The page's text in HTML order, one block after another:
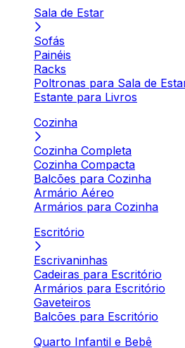
Sala de Estar
Sofás
Painéis
Racks
Poltronas para Sala de
Estante para Livros
Cozinha
Cozinha Completa
Cozinha Compacta
Balcões para Cozinha
Armário Aéreo
Armários para Cozinha
Escritório
Escrivaninhas
Cadeiras para Escritório
Armários para Escritório
Gaveteiros
Balcões para Escritório
Quarto Infantil e Bebê